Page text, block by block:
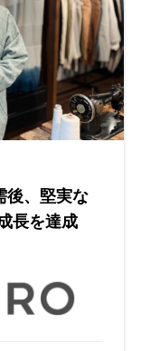
後、堅実な
長を達成